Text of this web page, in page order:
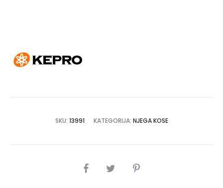
SKU: 13991 KATEGORIJA: NJEGA KOSE
SHARE